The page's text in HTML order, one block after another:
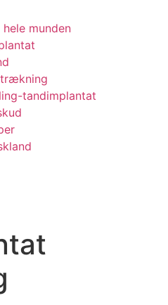
munden
tandimplantat